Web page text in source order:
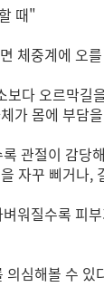
때"
체중계에 오
다 오르막길
가 몸에 부담
관절이 감
자꾸 삐거나
워질수록 피
심해볼 수